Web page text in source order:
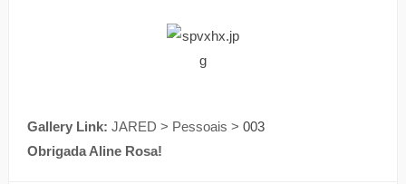
Gallery Link: JARED > Pessoais > 003
Obrigada Aline Rosa!